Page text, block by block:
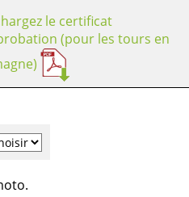
le certificat
(pour les tours en